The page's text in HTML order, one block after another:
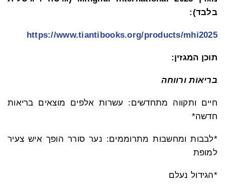
בלבד):
https://www.tiantibooks.org/products/mhi2025
תוכן המגזין:
בריאות ורווחה
חיים ותקווה מתחדשים: עשרות אלפים מוצאים בריאות
חדשה*
*לבבות ומחשבות מתרוממים: נער סורר הופך איש צעיר
למופת
*הגידול נעלם